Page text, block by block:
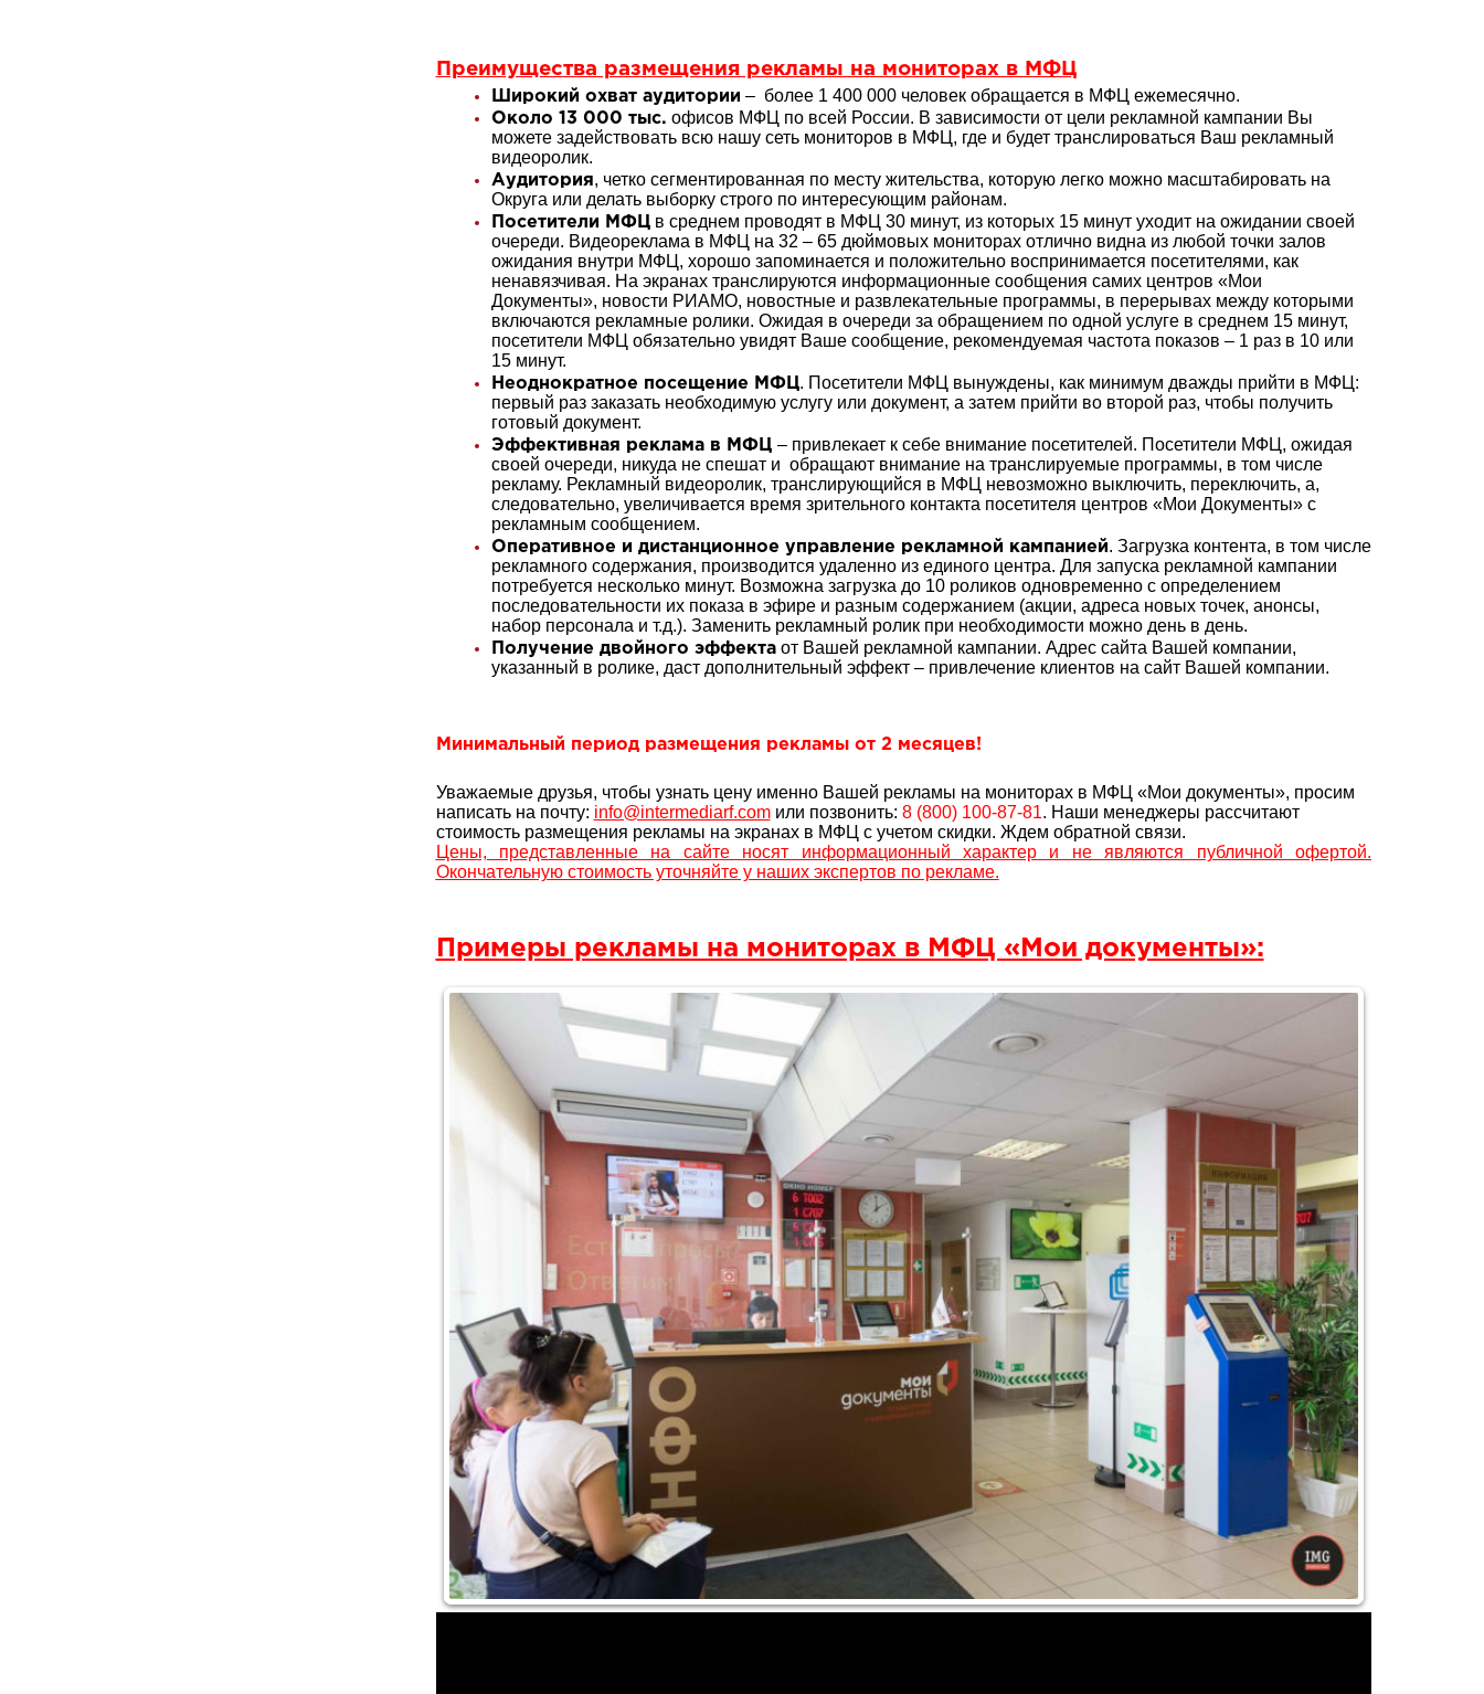
Преимущества размещения рекламы на мониторах в МФЦ
Широкий охват аудитории – более 1 400 000 человек обращается в МФЦ ежемесячно.
Около 13 000 тыс. офисов МФЦ по всей России. В зависимости от цели рекламной кампании Вы
можете задействовать всю нашу сеть мониторов в МФЦ, где и будет транслироваться Ваш рекламный
видеоролик.
Аудитория, четко сегментированная по месту жительства, которую легко можно масштабировать на
Округа или делать выборку строго по интересующим районам.
Посетители МФЦв среднем проводят в МФЦ 30 минут, из которых 15 минут уходит на ожидании своей
очереди. Видеореклама в МФЦ на 32 – 65 дюймовых мониторах отлично видна из любой точки залов
ожидания внутри МФЦ, хорошо запоминается и положительно воспринимается посетителями, как
ненавязчивая. На экранах транслируются информационные сообщения самих центров «Мои
Документы», новости РИАМО, новостные и развлекательные программы, в перерывах между которыми
включаются рекламные ролики. Ожидая в очереди за обращением по одной услуге в среднем 15 минут,
посетители МФЦ обязательно увидят Ваше сообщение, рекомендуемая частота показов – 1 раз в 10 или
15 минут.
Неоднократное посещение МФЦ. Посетители МФЦ вынуждены, как минимум дважды прийти в МФЦ:
первый раз заказать необходимую услугу или документ, а затем прийти во второй раз, чтобы получить
готовый документ.
Эффективная реклама в МФЦ – привлекает к себе внимание посетителей. Посетители МФЦ, ожидая
своей очереди, никуда не спешат и обращают внимание на транслируемые программы, в том числе
рекламу. Рекламный видеоролик, транслирующийся в МФЦ невозможно выключить, переключить, а,
следовательно, увеличивается время зрительного контакта посетителя центров «Мои Документы» с
рекламным сообщением.
Оперативное и дистанционное управление рекламной кампанией. Загрузка контента, в том числе
рекламного содержания, производится удаленно из единого центра. Для запуска рекламной кампании
потребуется несколько минут. Возможна загрузка до 10 роликов одновременно с определением
последовательности их показа в эфире и разным содержанием (акции, адреса новых точек, анонсы,
набор персонала и т.д.). Заменить рекламный ролик при необходимости можно день в день.
Получение двойного эффектаот Вашей рекламной кампании. Адрес сайта Вашей компании,
указанный в ролике, даст дополнительный эффект – привлечение клиентов на сайт Вашей компании.
Минимальный период размещения рекламы от 2 месяцев!
Уважаемые друзья, чтобы узнать цену именно Вашей рекламы на мониторах в МФЦ «Мои документы», просим
написать на почту: info@intermediarf.comили позвонить: 8 (800) 100-87-81. Наши менеджеры рассчитают
стоимость размещения рекламы на экранах в МФЦ с учетом скидки. Ждем обратной связи.
Цены, представленные на сайте носят информационный характер и не являются публичной офертой.
Окончательную стоимость уточняйте у наших экспертов по рекламе.
Примеры рекламы на мониторах в МФЦ «Мои документы»: